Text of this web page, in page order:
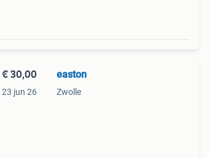
€ 30,00
23 jun 26
easton
Zwolle